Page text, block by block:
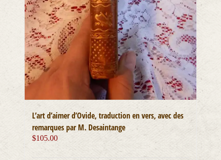
L’art d’aimer d’Ovide, traduction en vers, avec des
remarques par M. Desaintange
$105.00